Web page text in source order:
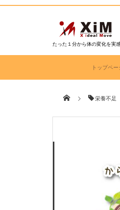
たった１分から体の変化を実
トップペー
栄養不足